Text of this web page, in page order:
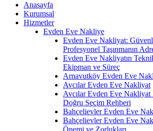
Anasayfa
Kurumsal
Hizmetler
Evden Eve Nakliye
Evden Eve Nakliyat:
Profesyonel Taşınmanın
Evden Eve Nakliyatın
Ekipman ve Süreç
Arnavutköy Evden Eve
Avcılar Evden Eve Nakliyat
Avcılar Evden Eve
Doğru Seçim Rehberi
Bahçelievler Evden Eve
Bahçelievler Evden Eve